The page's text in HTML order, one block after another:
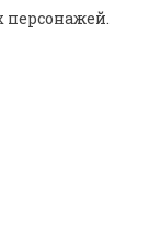
персонажей.